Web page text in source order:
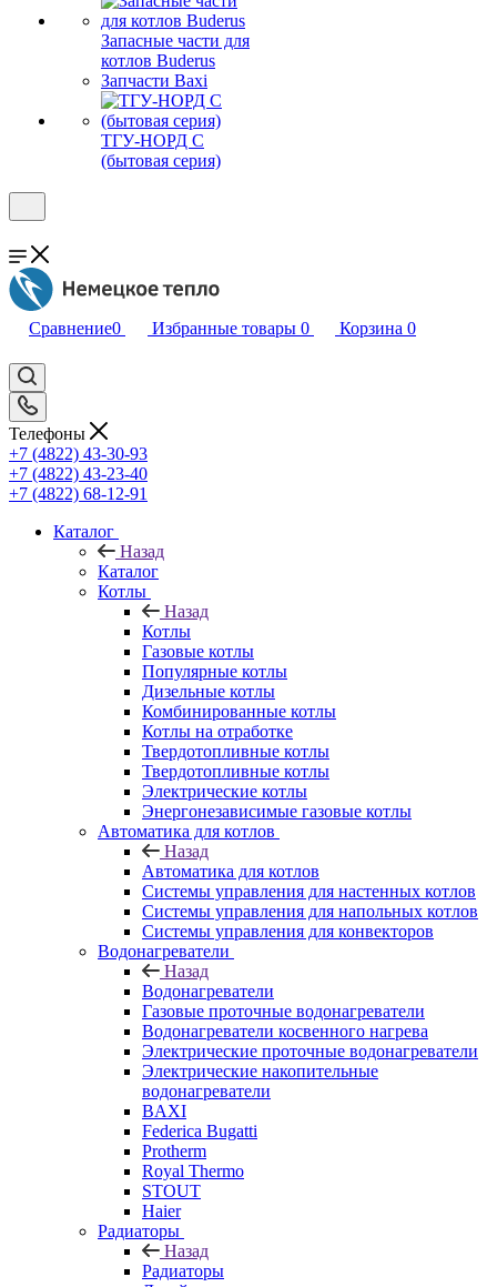
Запасные части для
котлов Buderus
Запчасти Baxi
ТГУ-НОРД С
(бытовая серия)
Сравнение0 Избранные товары 0 Корзина 0
Телефоны
+7 (4822) 43-30-93
+7 (4822) 43-23-40
+7 (4822) 68-12-91
Каталог
Назад
Каталог
Котлы
Назад
Котлы
Газовые котлы
Популярные котлы
Дизельные котлы
Комбинированные котлы
Котлы на отработке
Твердотопливные котлы
Твердотопливные котлы
Электрические котлы
Энергонезависимые газовые котлы
Автоматика для котлов
Назад
Автоматика для котлов
Системы управления для настенных котлов
Системы управления для напольных котлов
Системы управления для конвекторов
Водонагреватели
Назад
Водонагреватели
Газовые проточные водонагреватели
Водонагреватели косвенного нагрева
Электрические проточные водонагреватели
Электрические накопительные
водонагреватели
BAXI
Federica Bugatti
Protherm
Royal Thermo
STOUT
Haier
Радиаторы
Назад
Радиаторы